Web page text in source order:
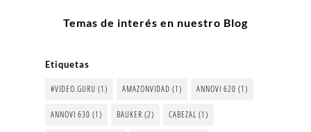
Temas de interés en nuestro Blog
Etiquetas
#VIDEO.GURU (1) AMAZONVIDAD (1) ANNOVI 620 (1)
ANNOVI 630 (1) BAUKER (2) CABEZAL (1)